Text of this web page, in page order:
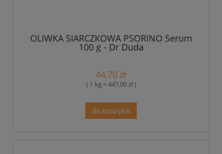
OLIWKA SIARCZKOWA PSORINO Serum
100 g - Dr Duda
44,70 zł
( 1 kg = 447,00 zł )
do koszyka